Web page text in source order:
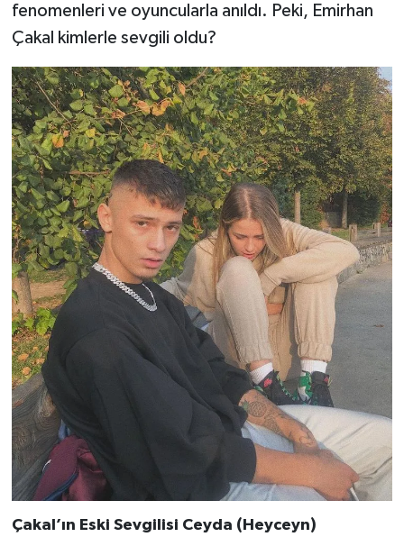
fenomenleri ve oyuncularla anıldı. Peki, Emirhan
Çakal kimlerle sevgili oldu?
Çakal’ın Eski Sevgilisi Ceyda (Heyceyn)